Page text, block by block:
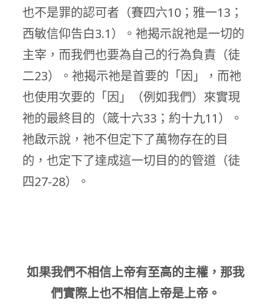
也不是罪的認可者（賽四六10；雅一13；
西敏信仰告白3.1）。祂揭示說祂是一切的
主宰，而我們也要為自己的行為負責（徒
二23）。祂揭示祂是首要的「因」，而祂
也使用次要的「因」（例如我們）來實現
祂的最終目的（箴十六33；約十九11）。
祂啟示說，祂不但定下了萬物存在的目
的，也定下了達成這一切目的的管道（徒
四27-28）。
如果我們不相信上帝有至高的主權，那我
們實際上也不相信上帝是上帝。